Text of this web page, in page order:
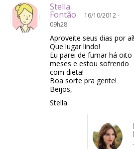
Stella
Fontão
16/10/2012 -
09h28
Aproveite seus dias por aí!
Que lugar lindo!
Eu parei de fumar há oito
meses e estou sofrendo
com dieta!
Boa sorte pra gente!
Beijos,
Stella
-